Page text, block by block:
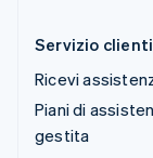
Servizio clienti
Ricevi
Piani di
gestita